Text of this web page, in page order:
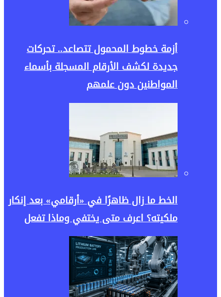
أزمة خطوط المحمول تتصاعد.. تحركات
جديدة لكشف الأرقام المسجلة بأسماء
المواطنين دون علمهم
الخط ما زال ظاهرًا في «أرقامي» بعد إنكار
ملكيته؟ اعرف متى يختفي وماذا تفعل